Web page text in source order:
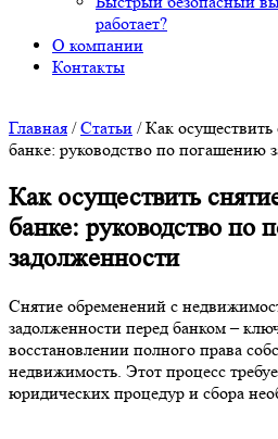
работает?
О компании
Контакты
Главная /Статьи /Как
банке: руководство по погашению
Как осуществить
банке: руководство по
задолженности
Снятие обременений с
задолженности перед банком –
восстановлении полного права
недвижимость. Этот процесс
юридических процедур и сбора